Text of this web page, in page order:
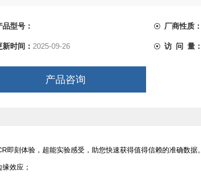
品型号： 厂商性质：
新时间： 2025-09-26 访 问 量：
产品咨询
刻体验，超能实验感受，助您快速获得值得信赖的准确数据。
效应；